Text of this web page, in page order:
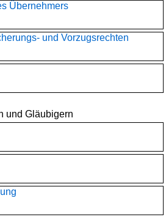
Übernehmers
und Vorzugsrechten
und Gläubigern